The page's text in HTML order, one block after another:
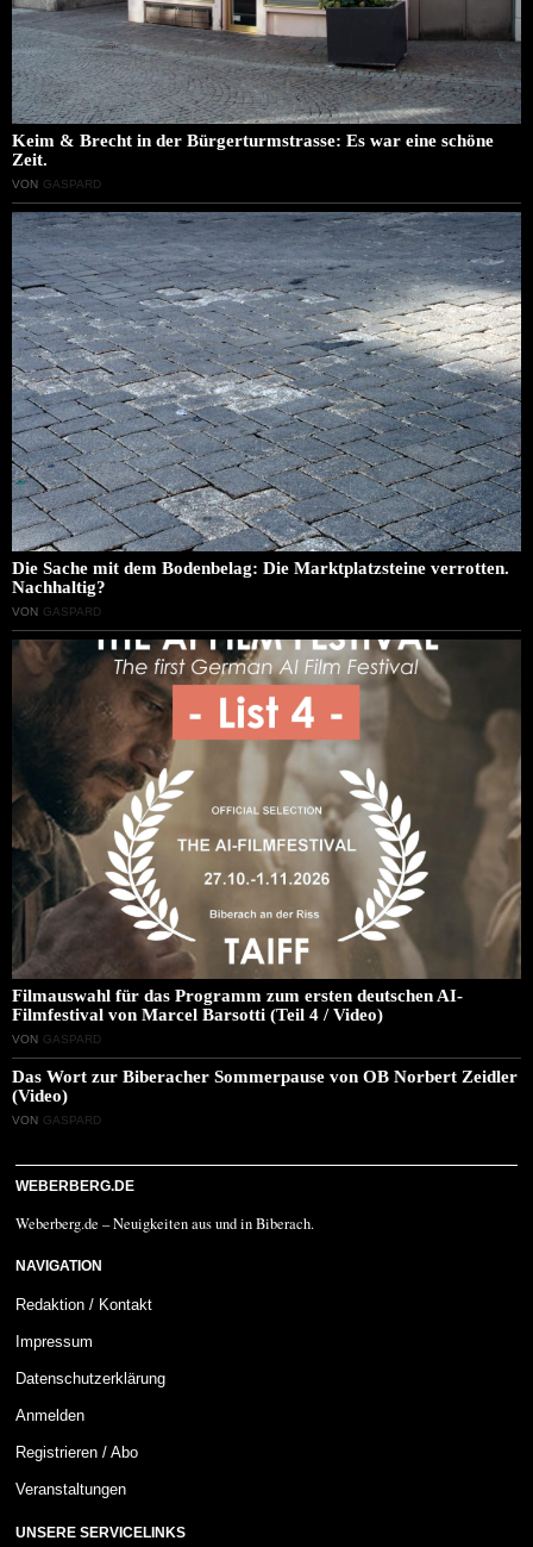
Keim & Brecht in der Bürgerturmstrasse: Es war eine schöne
Zeit.
VON GASPARD
Die Sache mit dem Bodenbelag: Die Marktplatzsteine verrotten.
Nachhaltig?
VON GASPARD
Filmauswahl für das Programm zum ersten deutschen AI-
Filmfestival von Marcel Barsotti (Teil 4 / Video)
VON GASPARD
Das Wort zur Biberacher Sommerpause von OB Norbert Zeidler
(Video)
VON GASPARD
WEBERBERG.DE
Weberberg.de – Neuigkeiten aus und in Biberach.
NAVIGATION
Redaktion / Kontakt
Impressum
Datenschutzerklärung
Anmelden
Registrieren / Abo
Veranstaltungen
UNSERE SERVICELINKS